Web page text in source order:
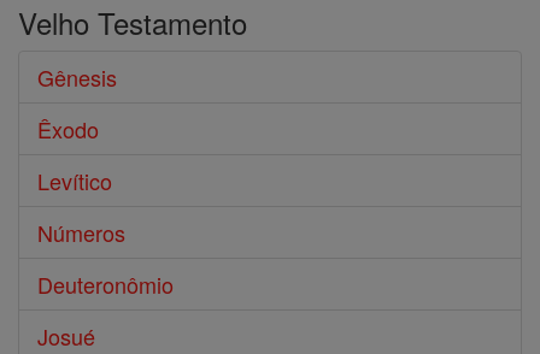
Velho Testamento
Gênesis
Êxodo
Levítico
Números
Deuteronômio
Josué